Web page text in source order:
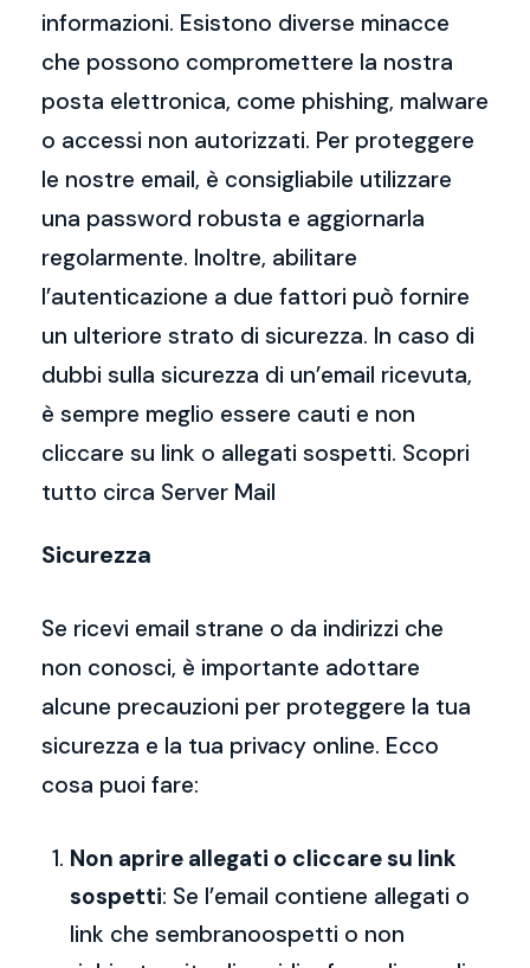
informazioni. Esistono diverse minacce
che possono compromettere la nostra
posta elettronica, come phishing, malware
o accessi non autorizzati. Per proteggere
le nostre email, è consigliabile utilizzare
una password robusta e aggiornarla
regolarmente. Inoltre, abilitare
l’autenticazione a due fattori può fornire
un ulteriore strato di sicurezza. In caso di
dubbi sulla sicurezza di un’email ricevuta,
è sempre meglio essere cauti e non
cliccare su link o allegati sospetti. Scopri
tutto circa Server Mail
Sicurezza
Se ricevi email strane o da indirizzi che
non conosci, è importante adottare
alcune precauzioni per proteggere la tua
sicurezza e la tua privacy online. Ecco
cosa puoi fare:
Non aprire allegati o cliccare su link
sospetti: Se l’email contiene allegati o
link che sembranoospetti o non